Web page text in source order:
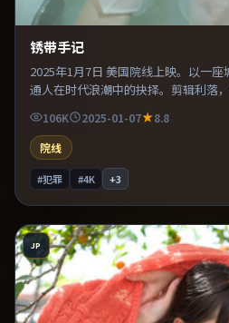
锈带手记
2025年1月7日 美国院线上映。以一
通人在时代浪潮中的抉择。剪辑利落
与推理的观众。整体完成度较高，适
106K 2025-01-07
8.8
院线
#犯罪 #4K +3
JP